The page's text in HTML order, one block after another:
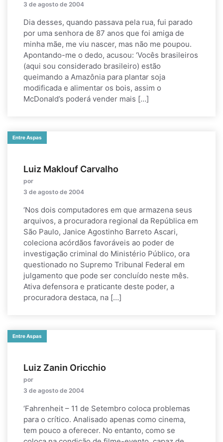
3 de agosto de 2004
Dia desses, quando passava pela rua, fui parado
por uma senhora de 87 anos que foi amiga de
minha mãe, me viu nascer, mas não me poupou.
Apontando-me o dedo, acusou: ‘Vocês brasileiros
(aqui sou considerado brasileiro) estão
queimando a Amazônia para plantar soja
modificada e alimentar os bois, assim o
McDonald’s poderá vender mais […]
Entre Aspas
Luiz Maklouf Carvalho
por
3 de agosto de 2004
‘Nos dois computadores em que armazena seus
arquivos, a procuradora regional da República em
São Paulo, Janice Agostinho Barreto Ascari,
coleciona acórdãos favoráveis ao poder de
investigação criminal do Ministério Público, ora
questionado no Supremo Tribunal Federal em
julgamento que pode ser concluído neste mês.
Ativa defensora e praticante deste poder, a
procuradora destaca, na […]
Entre Aspas
Luiz Zanin Oricchio
por
3 de agosto de 2004
‘Fahrenheit – 11 de Setembro coloca problemas
para o crítico. Analisado apenas como cinema,
tem pouco a oferecer. No entanto, como se